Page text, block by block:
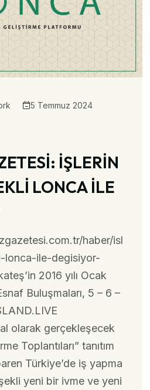
5 Temmuz 2024
İŞLERİN
LONCA İLE
haber/isl
lonca-ile-degisiyor-
2016 yılı Ocak
Buluşmaları, 5 – 6 –
olarak gerçekleşecek
Toplantıları” tanıtım
Türkiye’de iş yapma
yeni bir ivme ve yeni